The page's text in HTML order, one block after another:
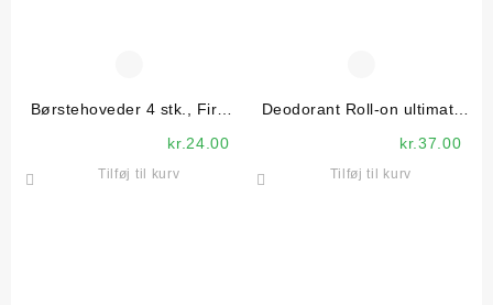
Børstehoveder 4 stk., First
kr. 24.00
Tilføj til kurv
Deodorant Roll-on ultimate
kr. 37.00
Tilføj til kurv